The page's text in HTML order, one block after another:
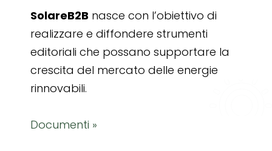
SolareB2B nasce con l’obiettivo di
realizzare e diffondere strumenti
editoriali che possano supportare la
crescita del mercato delle energie
rinnovabili.
Documenti »